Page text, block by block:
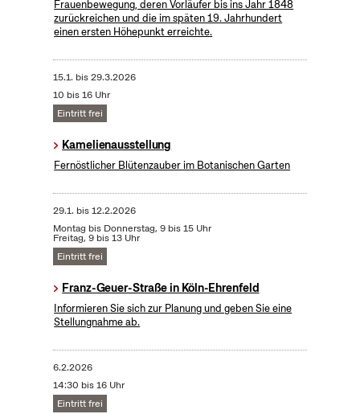
Frauenbewegung, deren Vorläufer bis ins Jahr 1848
zurückreichen und die im späten 19. Jahrhundert
einen ersten Höhepunkt erreichte.
15.1. bis29.3.2026
10 bis 16 Uhr
Eintritt frei
Kamelienausstellung
Fernöstlicher Blütenzauber im Botanischen Garten
29.1. bis12.2.2026
Montag bis Donnerstag, 9 bis 15 Uhr
Freitag, 9 bis 13 Uhr
Eintritt frei
Franz-Geuer-Straße in Köln-Ehrenfeld
Informieren Sie sich zur Planung und geben Sie eine
Stellungnahme ab.
6.2.2026
14:30 bis 16 Uhr
Eintritt frei